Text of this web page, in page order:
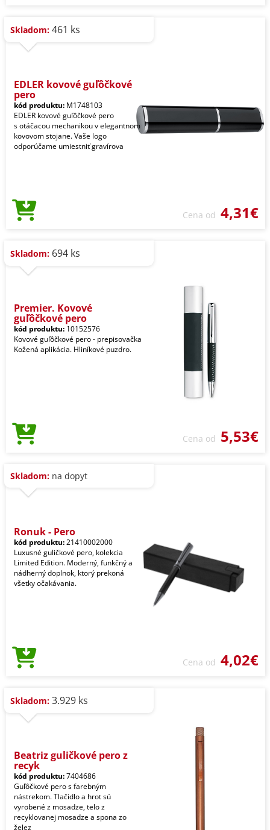
Skladom: 461 ks
EDLER kovové guľôčkové
pero
kód produktu: M1748103
EDLER kovové guľôčkové pero
s otáčacou mechanikou v elegantnom
kovovom stojane. Vaše logo
odporúčame umiestniť gravírova
Cena od 4,31€
Skladom: 694 ks
Premier. Kovové
guľôčkové pero
kód produktu: 10152576
Kovové guľôčkové pero - prepisovačka
Kožená aplikácia. Hliníkové puzdro.
Cena od 5,53€
Skladom: na dopyt
Ronuk - Pero
kód produktu:21410002000
Luxusné guličkové pero, kolekcia
Limited Edition. Moderný, funkčný a
nádherný doplnok, ktorý prekoná
všetky očakávania.
Cena od 4,02€
Skladom: 3.929 ks
Beatriz guličkové pero z
recyk
kód produktu:7404686
Guľôčkové pero s farebným
nástrekom. Tlačidlo a hrot sú
vyrobené z mosadze, telo z
recyklovanej mosadze a spona zo
želez